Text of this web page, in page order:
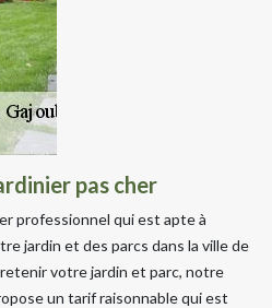
pas cher
professionnel qui est apte à
jardin et des parcs dans la ville de
votre jardin et parc, notre
un tarif raisonnable qui est